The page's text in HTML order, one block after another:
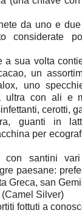
da uno e
considerate
a sua volta
un
uno
ultra con ali e
cerotti,
guanti in
per
con santini
paesane:
Greca, san
Silver)
fottuti a